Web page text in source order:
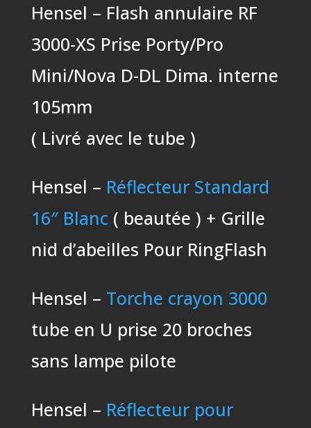
Hensel – Flash annulaire RF
3000-XS Prise Porty/Pro
Mini/Nova D-DL Dima. interne
105mm
( Livré avec le tube )
Hensel – Réflecteur Standard
16″ Blanc ( beautée ) + Grille
nid d’abeilles Pour RingFlash
Hensel – Torche crayon 3000
tube en U prise 20 broches
sans lampe pilote
Hensel – Réflecteur pour